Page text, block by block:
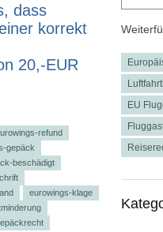
EU
dass
korrekt
20,-EUR
refund
gepäck
beschädigt
eurowings-klage